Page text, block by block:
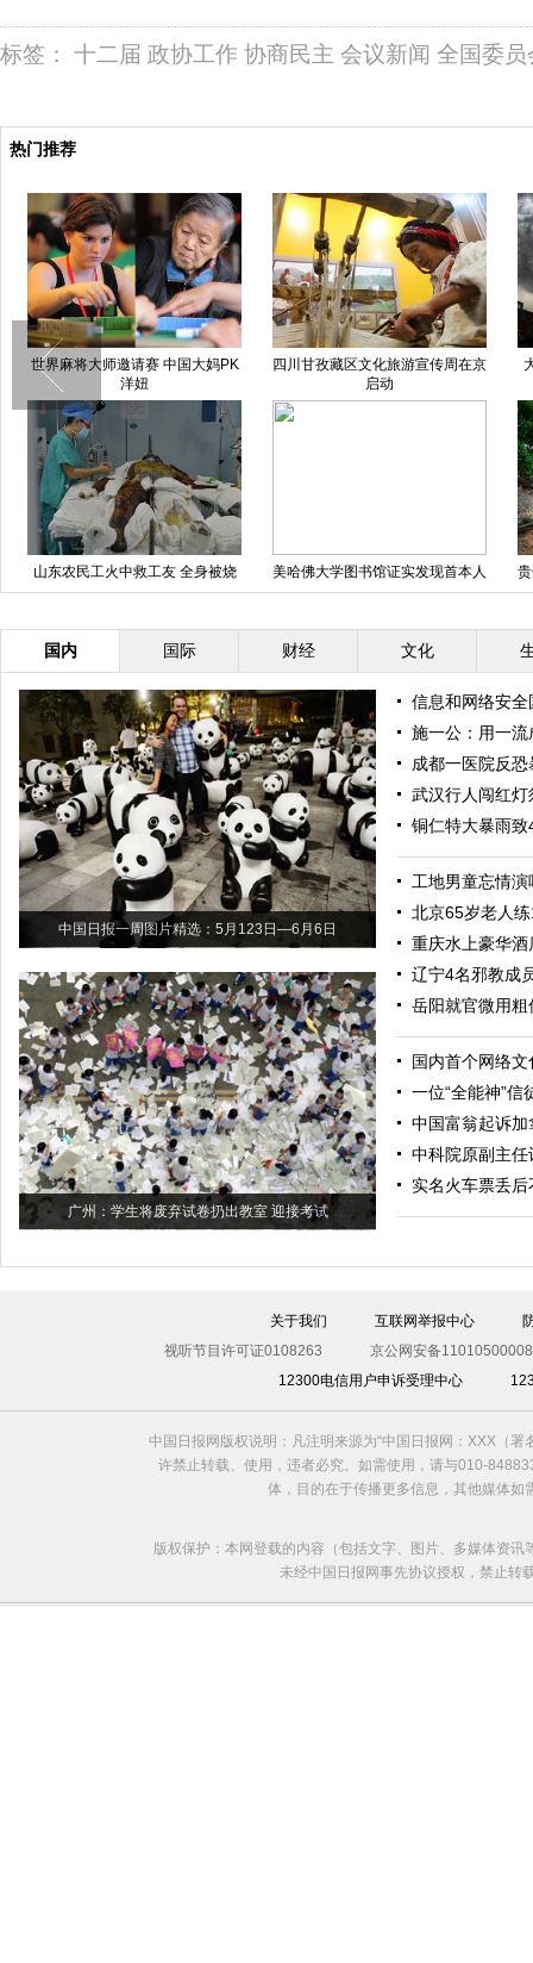
标签： 十二届 政协工作 协商民主 会议新闻 全国委员
热门推荐
麻将大师邀请赛 中国大妈PK
四川甘孜藏区文化旅游宣传周在京
大雨袭
农民工火中救工友 全身被烧
伤99%
美哈佛大学图书馆证实发现首本人
皮书 皮肤来自女人背部
贵州剑
国内 国际 财经 文化
中国日报一周图片精选：5月123日—6月6日
广州：学生将废弃试卷扔出教室 迎接考试
信息和网络安
施一公：用一流
成都一医院反
武汉行人闯红
铜仁特大暴雨
工地男童忘情
北京65岁老人
重庆水上豪华
辽宁4名邪教成
岳阳就官微用
国内首个网络
一位“全能神”信
中国富翁起诉
中科院原副主
实名火车票丢
关于我们 互联网举报中心
视听节目许可证0108263
京公网安备
12300电信用户申诉受理中心
中国日报网版权说明：凡注明来源为“中国日报网：XXX（
许禁止转载、使用，违者必究。如需使用，请与010-
体，目的在于传播更多信息，其他媒体
版权保护：本网登载的内容（包括文字、图片、多媒体资
未经中国日报网事先协议授权，禁止转